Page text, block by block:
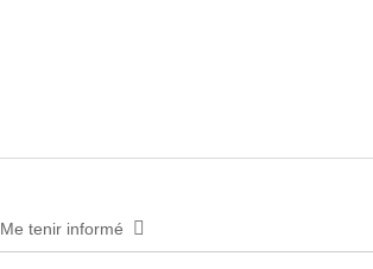
Me tenir informé